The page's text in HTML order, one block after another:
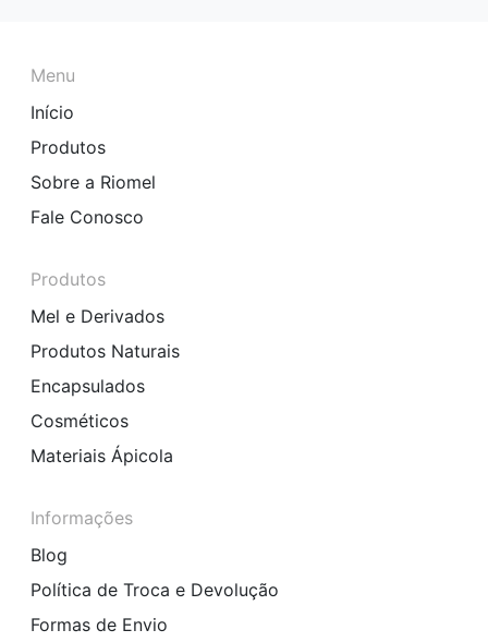
Menu
Início
Produtos
Sobre a Riomel
Fale Conosco
Produtos
Mel e Derivados
Produtos Naturais
Encapsulados
Cosméticos
Materiais Ápicola
Informações
Blog
Política de Troca e Devolução
Formas de Envio